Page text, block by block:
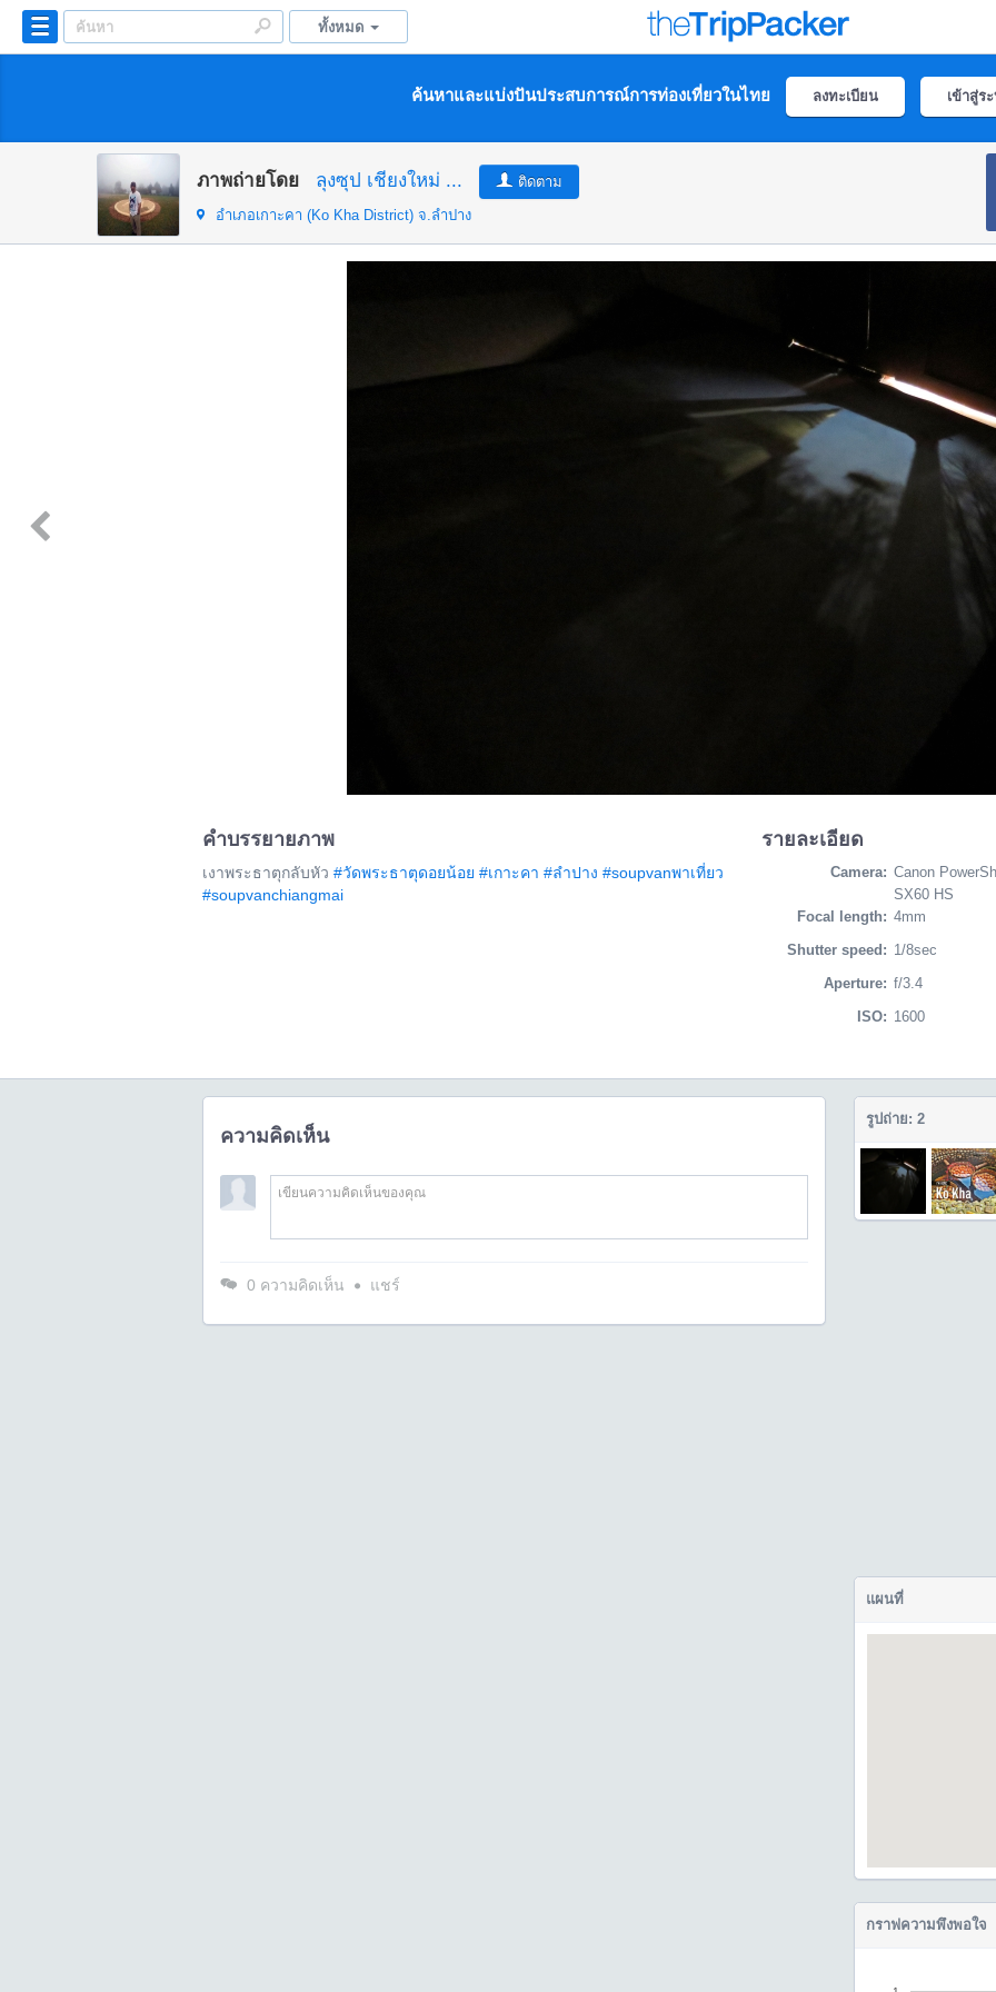
ทั้งหมด
ค้นหาและแบ่งปันประสบการณ์การท่องเที่ยวในไทย ลงทะเบียน เข้าสู่ร
ภาพถ่ายโดย ลุงซุป เชียงใหม่ ...
ติดตาม
อำเภอเกาะคา (Ko Kha District) จ.ลำปาง
คำบรรยายภาพ
เงาพระธาตุกลับหัว #วัดพระธาตุดอยน้อย #เกาะคา #ลำปาง #soupvanพาเที่ยว
#soupvanchiangmai
รายละเอียด
Camera: Canon
SX60 HS
Focal length: 4mm
Shutter speed: 1/8sec
Aperture: f/3.4
ISO: 1600
ความคิดเห็น
0 ความคิดเห็น แชร์
รูปถ่าย: 2
แผนที่
กราฟความพึงพอใจ